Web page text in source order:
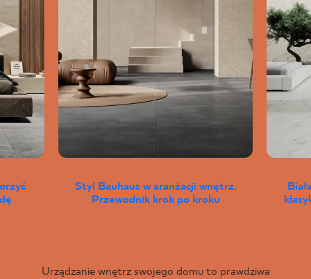
Styl Bauhaus w aranżacji wnętrz.
Przewodnik krok po kroku
Urządzanie wnętrz swojego domu to prawdziwa